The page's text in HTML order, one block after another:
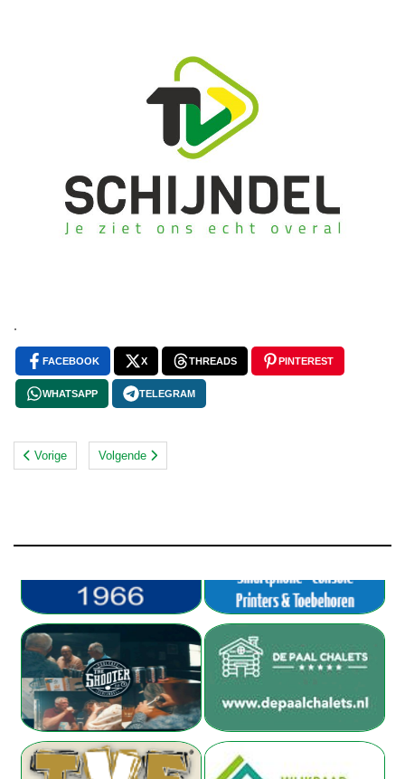
.
FACEBOOK X THREADS PINTEREST
WHATSAPP TELEGRAM
Vorige Volgende